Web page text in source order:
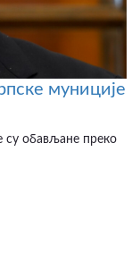
муниције
су обављане преко